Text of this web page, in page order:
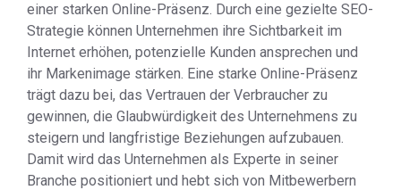
einer starken Online-Präsenz. Durch eine gezielte SEO-
Strategie können Unternehmen ihre Sichtbarkeit im
Internet erhöhen, potenzielle Kunden ansprechen und
ihr Markenimage stärken. Eine starke Online-Präsenz
trägt dazu bei, das Vertrauen der Verbraucher zu
gewinnen, die Glaubwürdigkeit des Unternehmens zu
steigern und langfristige Beziehungen aufzubauen.
Damit wird das Unternehmen als Experte in seiner
Branche positioniert und hebt sich von Mitbewerbern